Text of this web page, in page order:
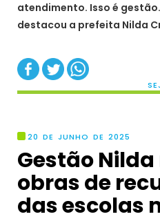
atendimento. Isso é
destacou a prefeita Nilda
20 DE JUNHO DE 2025
Gestão
obras de
das escolas